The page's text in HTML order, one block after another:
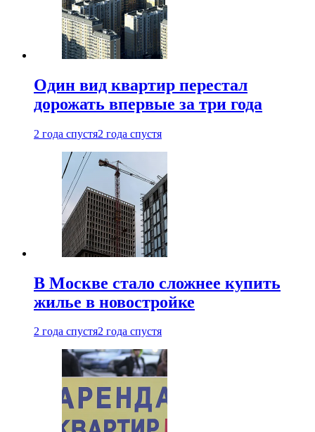
Один вид квартир перестал
дорожать впервые за три года
2 года спустя2 года спустя
В Москве стало сложнее купить
жилье в новостройке
2 года спустя2 года спустя